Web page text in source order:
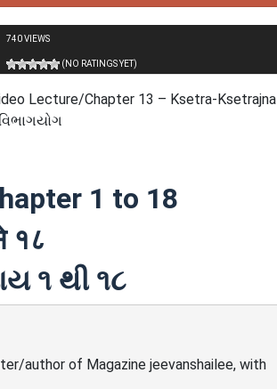
740 VIEWS
(NO RATINGS YET)
Video Lecture/Chapter 13 – Ksetra-Ksetrajna
1 to 18
१८
૧ થી ૧૮
author of Magazine jeevanshailee, with